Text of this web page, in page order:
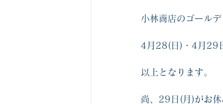
小林商店のゴール
4月28(日)・4月29
以上となります。
尚、29日(月)がお